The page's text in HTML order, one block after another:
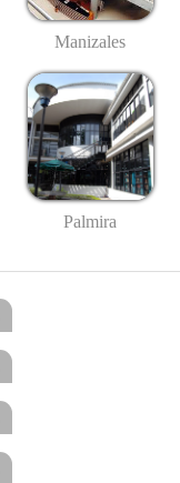
Manizales
Palmira